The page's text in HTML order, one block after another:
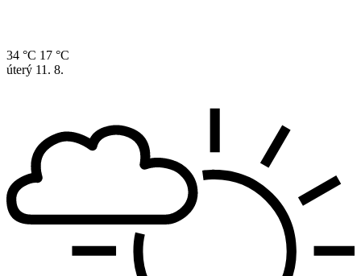
34 °C 17 °C
úterý 11. 8.